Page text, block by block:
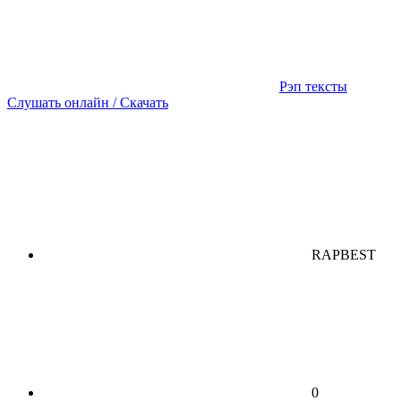
Рэп тексты
Слушать онлайн / Скачать
RAPBEST
0